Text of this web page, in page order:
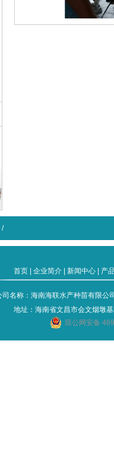
/
首页| 企业简介| 新闻中心| 产
司名称：海南海联水产种苗有限
地址：海南省文昌市会文烟墩
琼公网安备